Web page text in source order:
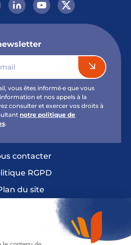
vous êtes informé·e que vous
et nos appels à la
consulter et exercer vos droits à
notre politique de
.
contacter
RGPD
du site
légales et crédits